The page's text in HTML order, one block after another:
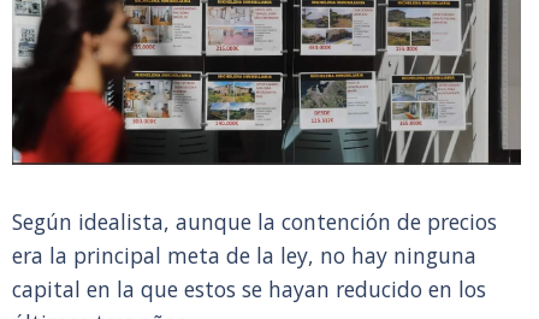
Según idealista, aunque la contención de precios
era la principal meta de la ley, no hay ninguna
capital en la que estos se hayan reducido en los